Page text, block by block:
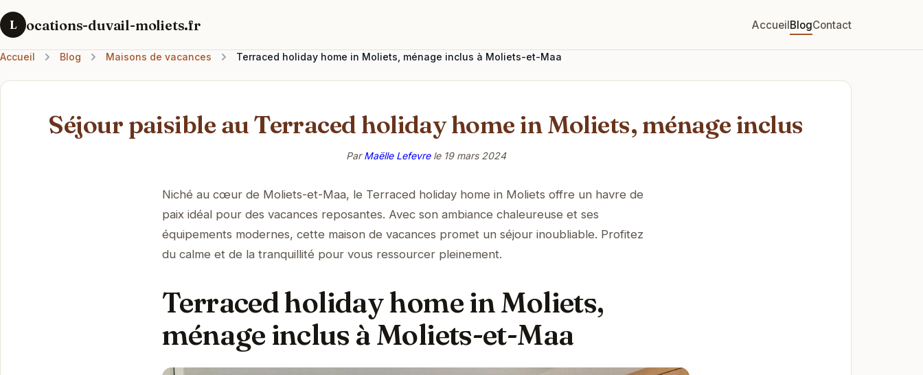
L ocations-duvail-moliets.fr AccueilBlogContact
Accueil Blog Maisons de vacances Terraced holiday home in Moliets, ménage inclus à Moliets-et-Maa
Séjour paisible au Terraced holiday home in Moliets, ménage inclus
ParMaëlle Lefevrele 19 mars 2024
Niché au cœur de Moliets-et-Maa, le Terraced holiday home in Moliets offre un havre de
paix idéal pour des vacances reposantes. Avec son ambiance chaleureuse et ses
équipements modernes, cette maison de vacances promet un séjour inoubliable. Profitez
du calme et de la tranquillité pour vous ressourcer pleinement.
Terraced holiday home in Moliets,
ménage inclus à Moliets-et-Maa